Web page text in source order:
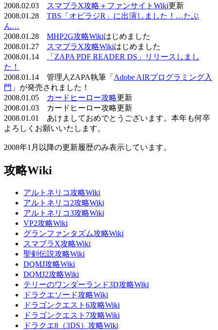
2008.02.03
スマブラX攻略＋ファンサイトWiki更新
2008.01.28 TBS「オビラジR」に出演しました！…たぶ
ん…
2008.01.28 MHP2G攻略Wikiはじめました
2008.01.27
スマブラX攻略Wikiはじめました
2008.01.14
「ZAPA PDF READER DS」リリースしまし
た！
2008.01.14 管理人ZAPA執筆「 Adobe AIRプログラミング入
門 」が発売されました！
2008.01.05
カードヒーロー攻略更新
2008.01.03 カードヒーロー攻略更新
2008.01.01 あけましておめでとうございます。本年も何卒
よろしくお願いいたします。
2008年1月以降の更新履歴のみ表示しています。
攻略Wiki
アルトネリコ攻略Wiki
アルトネリコ2攻略Wiki
アルトネリコ3攻略Wiki
VP2攻略Wiki
グランファンタズム攻略Wiki
スマブラX攻略Wiki
聖剣伝説攻略Wiki
DQMJ攻略Wiki
DQMJ2攻略Wiki
テリーのワンダーランド3D攻略Wiki
ドラクエソード攻略Wiki
ドラゴンクエスト6攻略Wiki
ドラゴンクエスト7攻略Wiki
ドラクエ8（3DS）攻略Wiki